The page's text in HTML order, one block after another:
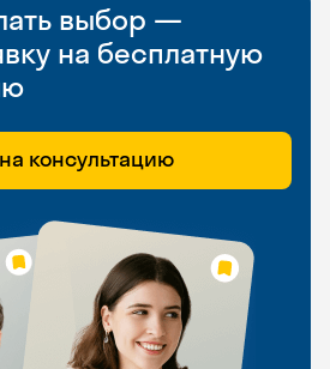
выбор —
на бесплатную
консультацию